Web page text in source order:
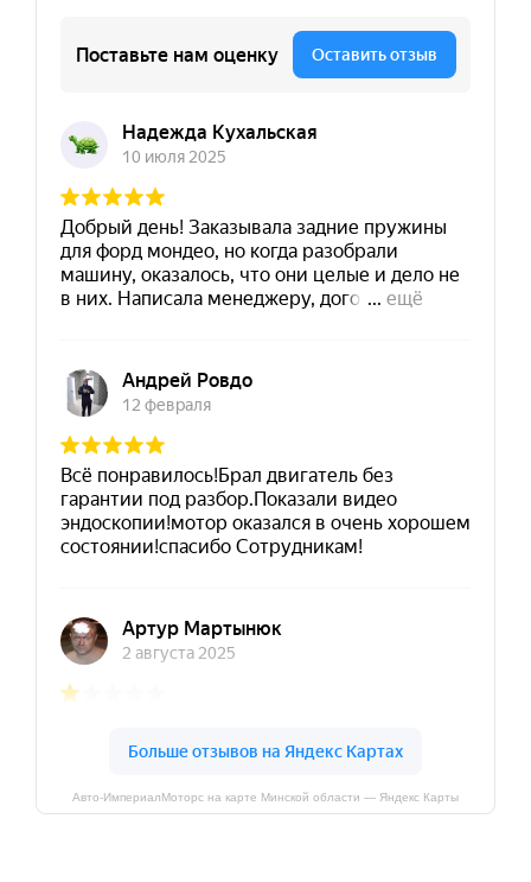
Авто-ИмпериалМоторс на карте Минской области — Яндекс Карты